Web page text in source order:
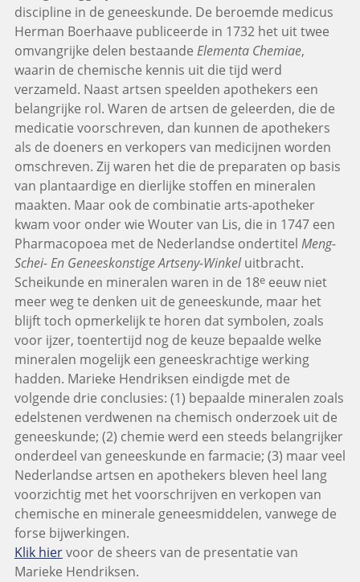
discipline in de geneeskunde. De beroemde medicus
Herman Boerhaave publiceerde in 1732 het uit twee
omvangrijke delen bestaande Elementa Chemiae,
waarin de chemische kennis uit die tijd werd
verzameld. Naast artsen speelden apothekers een
belangrijke rol. Waren de artsen de geleerden, die de
medicatie voorschreven, dan kunnen de apothekers
als de doeners en verkopers van medicijnen worden
omschreven. Zij waren het die de preparaten op basis
van plantaardige en dierlijke stoffen en mineralen
maakten. Maar ook de combinatie arts-apotheker
kwam voor onder wie Wouter van Lis, die in 1747 een
Pharmacopoea met de Nederlandse ondertitel Meng-
Schei- En Geneeskonstige Artseny-Winkeluitbracht.
Scheikunde en mineralen waren in de 18eeeuw niet
meer weg te denken uit de geneeskunde, maar het
blijft toch opmerkelijk te horen dat symbolen, zoals
voor ijzer, toentertijd nog de keuze bepaalde welke
mineralen mogelijk een geneeskrachtige werking
hadden. Marieke Hendriksen eindigde met de
volgende drie conclusies: (1) bepaalde mineralen zoals
edelstenen verdwenen na chemisch onderzoek uit de
geneeskunde; (2) chemie werd een steeds belangrijker
onderdeel van geneeskunde en farmacie; (3) maar veel
Nederlandse artsen en apothekers bleven heel lang
voorzichtig met het voorschrijven en verkopen van
chemische en minerale geneesmiddelen, vanwege de
forse bijwerkingen.
Klik hiervoor de sheers van de presentatie van
Marieke Hendriksen.